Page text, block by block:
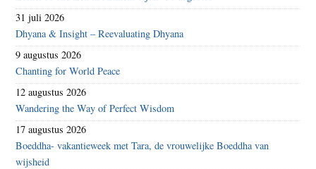
31 juli 2026
Dhyana & Insight – Reevaluating Dhyana
9 augustus 2026
Chanting for World Peace
12 augustus 2026
Wandering the Way of Perfect Wisdom
17 augustus 2026
Boeddha- vakantieweek met Tara, de vrouwelijke Boeddha van
wijsheid